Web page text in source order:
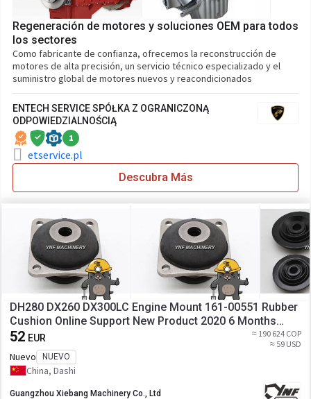
Regeneración de motores y soluciones OEM para todos
los sectores
Como fabricante de confianza, ofrecemos la reconstrucción de
motores de alta precisión, un servicio técnico especializado y el
suministro global de motores nuevos y reacondicionados
ENTECH SERVICE SPÓŁKA Z OGRANICZONĄ
ODPOWIEDZIALNOŚCIĄ
1
etservice.pl
Descubra Más
DH280 DX260 DX300LC Engine Mount 161-00551 Rubber
Cushion Online Support New Product 2020 6 Months
CN;GUA YNF
52 EUR
≈ 190 624 COP
≈ 59 USD
Nuevo NUEVO
China, Dashi
Guangzhou Xiebang Machinery Co., Ltd